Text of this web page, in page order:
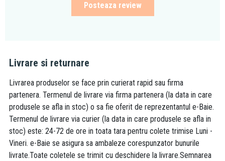
Posteaza review
Livrare si returnare
Livrarea produselor se face prin curierat rapid sau firma
partenera. Termenul de livrare via firma partenera (la data in care
produsele se afla in stoc) o sa fie oferit de reprezentantul e-Baie.
Termenul de livrare via curier (la data in care produsele se afla in
stoc) este: 24-72 de ore in toata tara pentru colete trimise Luni -
Vineri. e-Baie se asigura sa ambaleze corespunzator bunurile
livrate.Toate coletele se trimit cu deschidere la livrare.Semnarea